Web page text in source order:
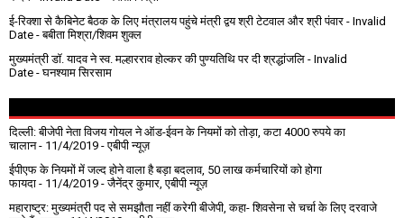
ई-रिक्शा से कैबिनेट बैठक के लिए मंत्रालय पहुंचे मंत्री द्वय श्री टेटवाल और श्री पंवार - Invalid
Date - बबीता मिश्रा/शिवम शुक्ल
मुख्यमंत्री डॉ. यादव ने स्व. मल्हारराव होल्कर की पुण्यतिथि पर दी श्रद्धांजलि - Invalid
Date - घनश्याम सिरसाम
दिल्ली: बीजेपी नेता विजय गोयल ने ऑड-ईवन के नियमों को तोड़ा, कटा 4000 रुपये का
चालान- 11/4/2019 - एबीपी न्यूज़
ईपीएफ के नियमों में जल्द होने वाला है बड़ा बदलाव, 50 लाख कर्मचारियों को होगा
फायदा - 11/4/2019 - जैनेंद्र कुमार, एबीपी न्यूज़
महाराष्ट्र: मुख्यमंत्री पद से समझौता नहीं करेगी बीजेपी, कहा- शिवसेना से चर्चा के लिए दरवाजे